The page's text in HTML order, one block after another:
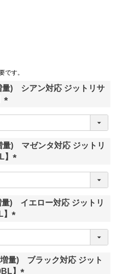
です。
量) シアン対応 ジットリサ
(
)量) マゼンタ対応 ジットリ
】
(
) イエロー対応 ジットリ
】
(
)
量) ブラック対応 ジット
】